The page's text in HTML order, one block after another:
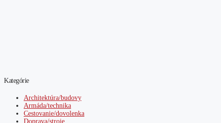
Kategórie
Architektúra/budovy
Armáda/technika
Cestovanie/dovolenka
Doprava/stroje